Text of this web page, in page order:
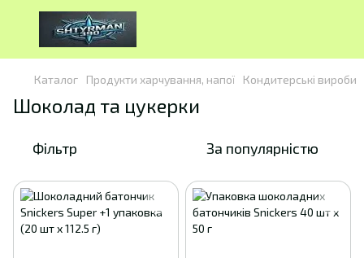
Каталог Продукти харчування, напої Кондитерські вироби
Шоколад та цукерки
Фільтр За популярністю